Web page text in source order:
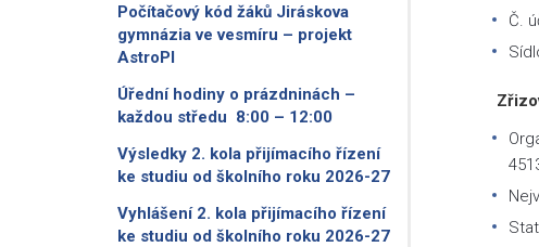
Č.
Počítačový kód žáků Jiráskova
gymnázia ve vesmíru – projekt
AstroPI
Úřední hodiny o prázdninách –
každou středu 8:00 – 12:00
Výsledky 2. kola přijímacího řízení
ke studiu od školního roku 2026-27
Vyhlášení 2. kola přijímacího řízení
ke studiu od školního roku 2026-27